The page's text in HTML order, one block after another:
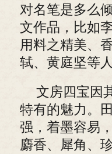
对名笔是多么
文作品，比如
用料之精美、
轼、黄庭坚等
文房四宝因
特有的魅力。
强，着墨容易
麝香、犀角、